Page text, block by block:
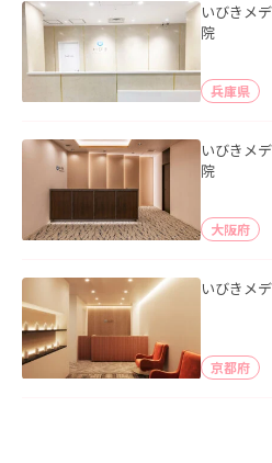
いびきメ
院
兵庫県
いびきメ
院
大阪府
いびきメ
京都府